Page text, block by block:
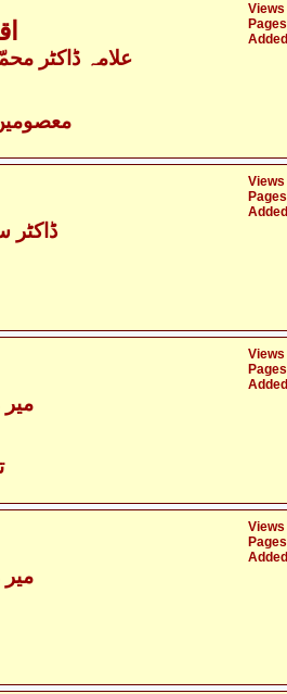
- علامہ ڈاکٹر
Views
-
Views
-
Views
-
Views